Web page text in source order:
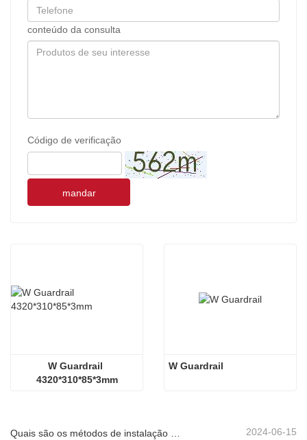
conteúdo da consulta
Código de verificação
mandar
W Guardrail
4320*310*85*3mm
W Guardrail
2024-06-15